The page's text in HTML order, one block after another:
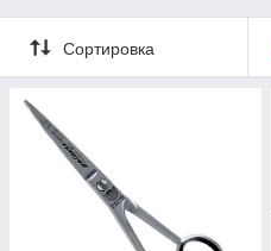
Сортировка